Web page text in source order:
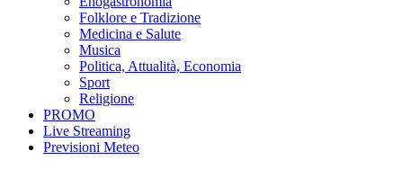
Folklore e Tradizione
Medicina e Salute
Musica
Politica, Attualità, Economia
Sport
Religione
PROMO
Live Streaming
Previsioni Meteo